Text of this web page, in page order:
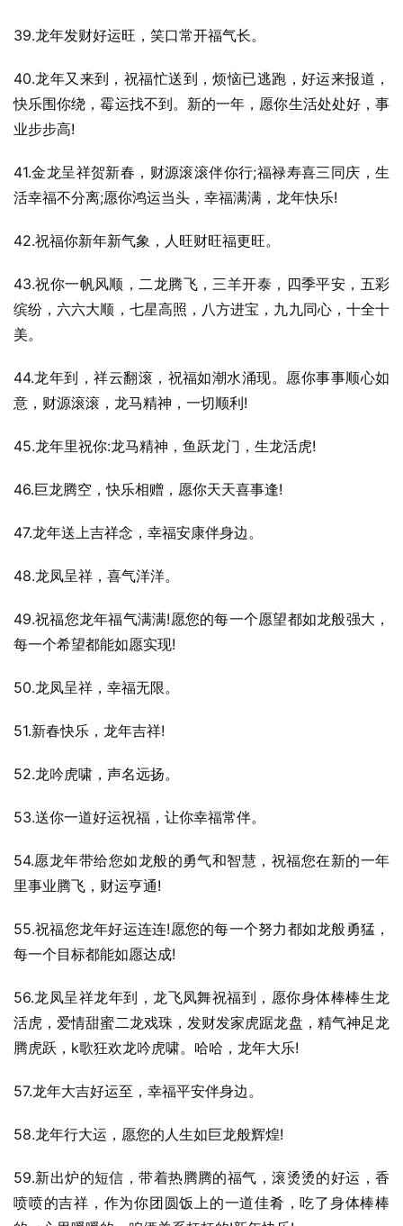
39.龙年发财好运旺，笑口常开福气长。
40.龙年又来到，祝福忙送到，烦恼已逃跑，好运来报道，
快乐围你绕，霉运找不到。新的一年，愿你生活处处好，事
业步步高!
41.金龙呈祥贺新春，财源滚滚伴你行;福禄寿喜三同庆，生
活幸福不分离;愿你鸿运当头，幸福满满，龙年快乐!
42.祝福你新年新气象，人旺财旺福更旺。
43.祝你一帆风顺，二龙腾飞，三羊开泰，四季平安，五彩
缤纷，六六大顺，七星高照，八方进宝，九九同心，十全十
美。
44.龙年到，祥云翻滚，祝福如潮水涌现。愿你事事顺心如
意，财源滚滚，龙马精神，一切顺利!
45.龙年里祝你:龙马精神，鱼跃龙门，生龙活虎!
46.巨龙腾空，快乐相赠，愿你天天喜事逢!
47.龙年送上吉祥念，幸福安康伴身边。
48.龙凤呈祥，喜气洋洋。
49.祝福您龙年福气满满!愿您的每一个愿望都如龙般强大，
每一个希望都能如愿实现!
50.龙凤呈祥，幸福无限。
51.新春快乐，龙年吉祥!
52.龙吟虎啸，声名远扬。
53.送你一道好运祝福，让你幸福常伴。
54.愿龙年带给您如龙般的勇气和智慧，祝福您在新的一年
里事业腾飞，财运亨通!
55.祝福您龙年好运连连!愿您的每一个努力都如龙般勇猛，
每一个目标都能如愿达成!
56.龙凤呈祥龙年到，龙飞凤舞祝福到，愿你身体棒棒生龙
活虎，爱情甜蜜二龙戏珠，发财发家虎踞龙盘，精气神足龙
腾虎跃，k歌狂欢龙吟虎啸。哈哈，龙年大乐!
57.龙年大吉好运至，幸福平安伴身边。
58.龙年行大运，愿您的人生如巨龙般辉煌!
59.新出炉的短信，带着热腾腾的福气，滚烫烫的好运，香
喷喷的吉祥，作为你团圆饭上的一道佳肴，吃了身体棒棒